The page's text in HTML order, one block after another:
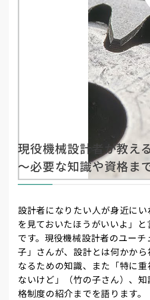
2025/04/04 01:09 更新日時
#How To動画 #製造・機械加
〈エンジニア教室〉
現役機械設計者が教え
〜必要な知識や資格ま
設計者になりたい人が身近に
を見ておいたほうがいいよ」
です。現役機械設計者のユー
子」さんが、設計とは何かか
なるための知識、また「特に
ないけど」（竹の子さん）、
格制度の紹介までを語ります。